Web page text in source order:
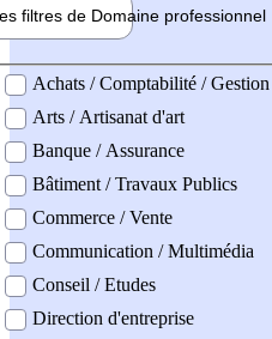
filtres de Domaine professionnel
professionel
Achats / Comptabilité / Gestion
Arts / Artisanat d'art
Banque / Assurance
Bâtiment / Travaux Publics
Commerce / Vente
Communication / Multimédia
Conseil / Etudes
Direction d'entreprise